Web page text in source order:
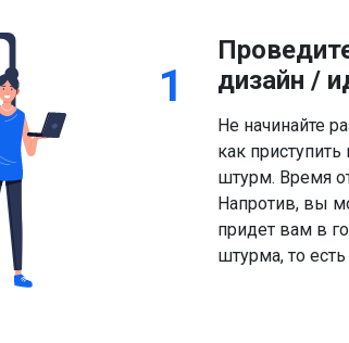
1
дизайн /
Не начинайте
как
штурм. Время
Напротив, вы
придет вам в
штурма, то